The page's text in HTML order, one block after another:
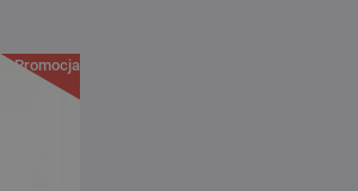
Promocja!